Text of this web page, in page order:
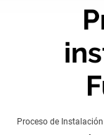
Proceso de